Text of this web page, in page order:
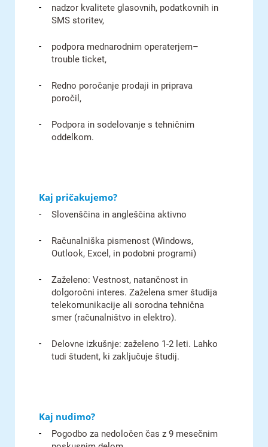
nadzor kvalitete glasovnih, podatkovnih in
SMS storitev,
podpora mednarodnim operaterjem–
trouble ticket,
Redno poročanje prodaji in priprava
poročil,
Podpora in sodelovanje s tehničnim
oddelkom.
Kaj pričakujemo?
Slovenščina in angleščina aktivno
Računalniška pismenost (Windows,
Outlook, Excel, in podobni programi)
Zaželeno: Vestnost, natančnost in
dolgoročni interes. Zaželena smer študija
telekomunikacije ali sorodna tehnična
smer (računalništvo in elektro).
Delovne izkušnje: zaželeno 1-2 leti. Lahko
tudi študent, ki zaključuje študij.
Kaj nudimo?
Pogodbo za nedoločen čas z 9 mesečnim